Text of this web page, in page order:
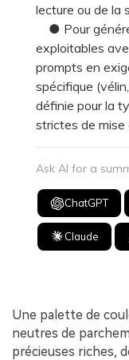
lecture ou de la
● Pour
exploitables
prompts en
spécifique
définie pour la
strictes de mise
Ask AI for a
ChatGPT
Claude
Une palette de
neutres de
précieuses riches,